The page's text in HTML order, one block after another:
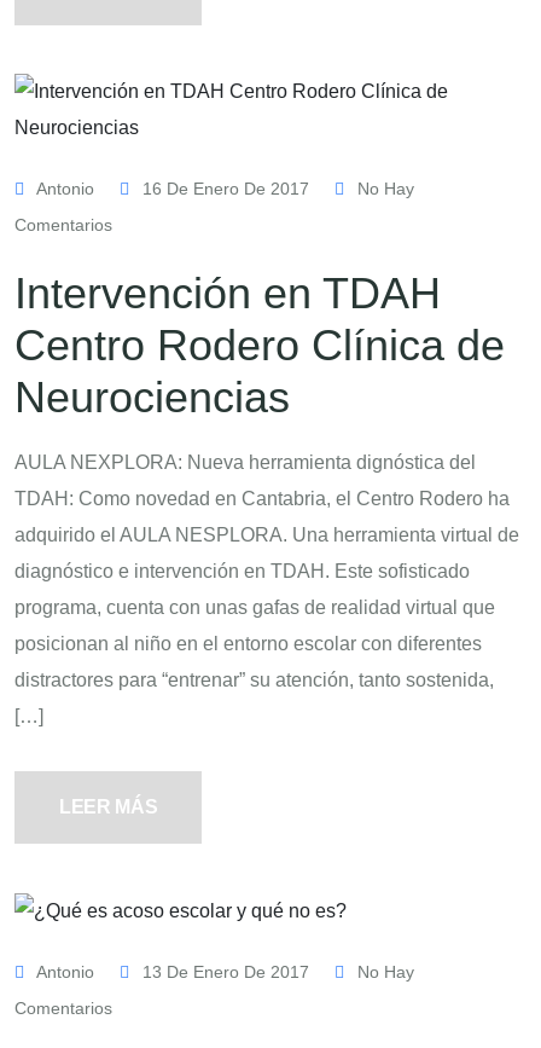
Antonio 16 De Enero De 2017
No Hay
Comentarios
Intervención en TDAH
Centro Rodero Clínica de
Neurociencias
AULA NEXPLORA: Nueva herramienta dignóstica del
TDAH: Como novedad en Cantabria, el Centro Rodero ha
adquirido el AULA NESPLORA. Una herramienta virtual de
diagnóstico e intervención en TDAH. Este sofisticado
programa, cuenta con unas gafas de realidad virtual que
posicionan al niño en el entorno escolar con diferentes
distractores para “entrenar” su atención, tanto sostenida,
[…]
LEER MÁS
Antonio 13 De Enero De 2017
No Hay
Comentarios